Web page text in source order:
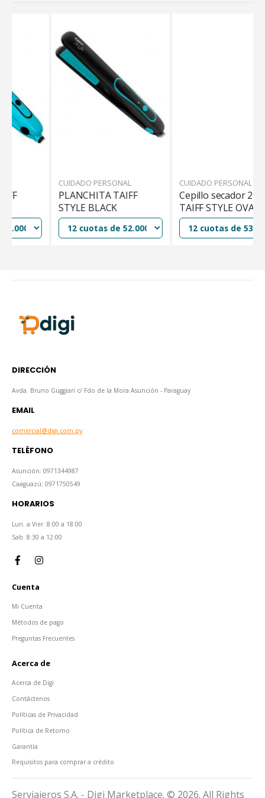
CUIDADO PERSONAL
PLANCHITA TAIFF
STYLE BLACK
CUIDADO PERSONAL
Cepillo secador 2 en 1
TAIFF STYLE OVAL
DIRECCIÓN
Avda. Bruno Guggiari c/ Fdo de la Mora Asunción - Paraguay
EMAIL
comercial@digi.com.py
TELÉFONO
Asunción: 0971344987
Caaguazú: 0971750549
HORARIOS
Lun. a Vier. 8:00 a 18:00
Sab. 8:30 a 12:00
Cuenta
Mi Cuenta
Métodos de pago
Preguntas Frecuentes
Acerca de
Acerca de Digi
Contáctenos
Políticas de Privacidad
Política de Retorno
Garantía
Requisitos para comprar a crédito
Serviajeros S.A. - Digi Marketplace. © 2026. All Rights